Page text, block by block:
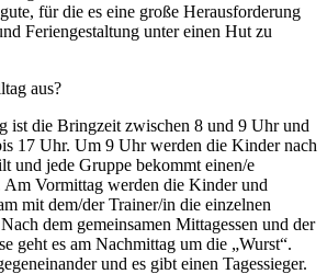
für die es eine große Herausforderung
Feriengestaltung unter einen Hut zu
aus?
ist die Bringzeit zwischen 8 und 9 Uhr und
17 Uhr. Um 9 Uhr werden die Kinder nach
und jede Gruppe bekommt einen/e
Am Vormittag werden die Kinder und
mit dem/der Trainer/in die einzelnen
dem gemeinsamen Mittagessen und der
geht es am Nachmittag um die „Wurst“.
und es gibt einen Tagessieger.